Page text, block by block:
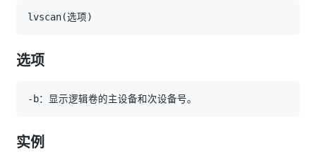
lvscan(选项)
选项
实例